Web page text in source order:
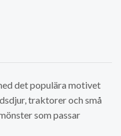
det populära motivet
traktorer och små
som passar